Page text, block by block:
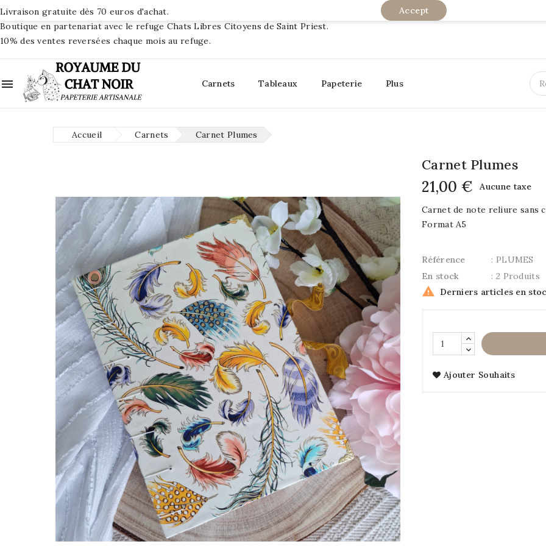
Livraison gratuite dès 70 euros d'achat.
Boutique en partenariat avec le refuge Chats Libres Citoyens de Saint Priest.
10% des ventes reversées chaque mois au refuge.
 Carnets Tableaux Papeterie Plus
Accueil Carnets Carnet Plumes
Carnet Plumes
21,00 € Aucune taxe
Carnet de note reliure sans
Format A5
Référence
: PLUMES
En stock
: 2 Produits
 Derniers articles en
Ajouter Souhaits
Accept